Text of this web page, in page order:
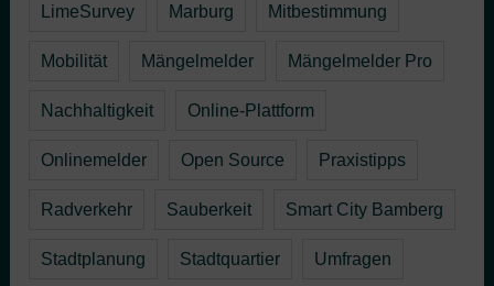
LimeSurvey Marburg Mitbestimmung
Mobilität Mängelmelder Mängelmelder Pro
Nachhaltigkeit Online-Plattform
Onlinemelder Open Source Praxistipps
Radverkehr Sauberkeit Smart City Bamberg
Stadtplanung Stadtquartier Umfragen